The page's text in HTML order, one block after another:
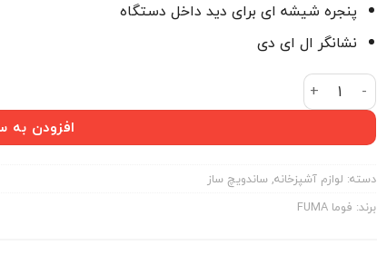
پنجره شیشه ای برای دید داخل دستگاه
نشانگر ال ای دی
پیتزاساز فوما مدل FU-733 عدد
افزودن به
دسته: لوازم آشپزخانه,ساندویچ ساز
برند: فوما FUMA